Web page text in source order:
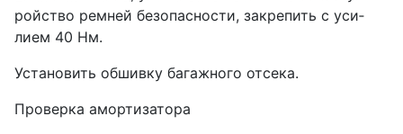
ройство ремней безопасности, закрепить с уси­
лием 40 Нм.
Установить обшивку багажного отсека.
Проверка амортизатора